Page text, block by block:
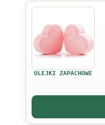
stronie
produktu
OLEJKI ZAPACHOWE
Ten
produkt
ma
wiele
wariantów.
można
wybrać